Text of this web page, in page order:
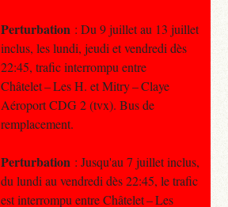
Perturbation : Du 9 juillet au 13 juillet
inclus, les lundi, jeudi et vendredi dès
22:45, trafic interrompu entre
Châtelet – Les H. et Mitry – Claye
Aéroport CDG 2 (tvx). Bus de
remplacement.
Perturbation : Jusqu'au 7 juillet inclus,
du lundi au vendredi dès 22:45, le trafic
est interrompu entre Châtelet – Les